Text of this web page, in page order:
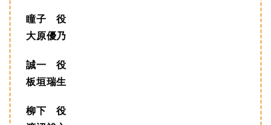
瞳子 役
大原優乃
誠一 役
板垣瑞生
柳下 役